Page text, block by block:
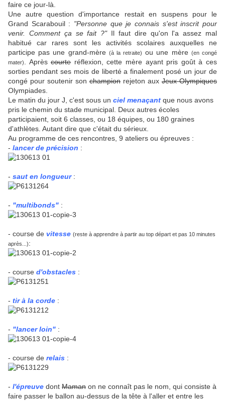
faire ce jour-là.
Une autre question d'importance restait en suspens pour le
Grand Scarabouil : "Personne que je connais s'est inscrit pour
venir. Comment ça se fait ?"Il faut dire qu'on l'a assez mal
habitué car rares sont les activités scolaires auxquelles ne
participe pas une grand-mère (à la retraite) ou une mère (en congé
mater)
. Aprèscourteréflexion, cette mère ayant pris goût à ces
sorties pendant ses mois de liberté a finalement posé un jour de
congé pour soutenir son champion rejeton aux Jeux Olympiques
Olympiades.
Le matin du jour J, c'est sous un ciel menaçant que nous avons
pris le chemin du stade municipal. Deux autres écoles
participaient, soit 6 classes, ou 18 équipes, ou 180 graines
d'athlètes. Autant dire que c'était du sérieux.
Au programme de ces rencontres, 9 ateliers ou épreuves :
- lancer de précision :
- saut en longueur:
- "multibonds" :
- course de vitesse (reste à apprendre à partir au top départ et pas 10 minutes
après...):
- course d'obstacles :
- tir à la corde :
- "lancer loin" :
- course de relais :
- l'épreuve dont Maman on ne connaît pas le nom, qui consiste à
faire passer le ballon au-dessus de la tête à l'aller et entre les